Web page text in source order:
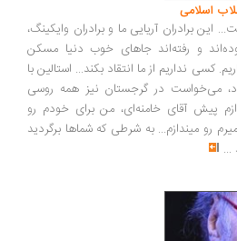
آریایی ما و برادران وایکینگ،
رفته‌اند جاهای خوب دنیا مسکن
از ما انتقاد بکند... استالین با
در گرجستان نیز همه روسی
آقای خامنه‌ای، من برای خودم رو
به شرطی که شماها برگردید